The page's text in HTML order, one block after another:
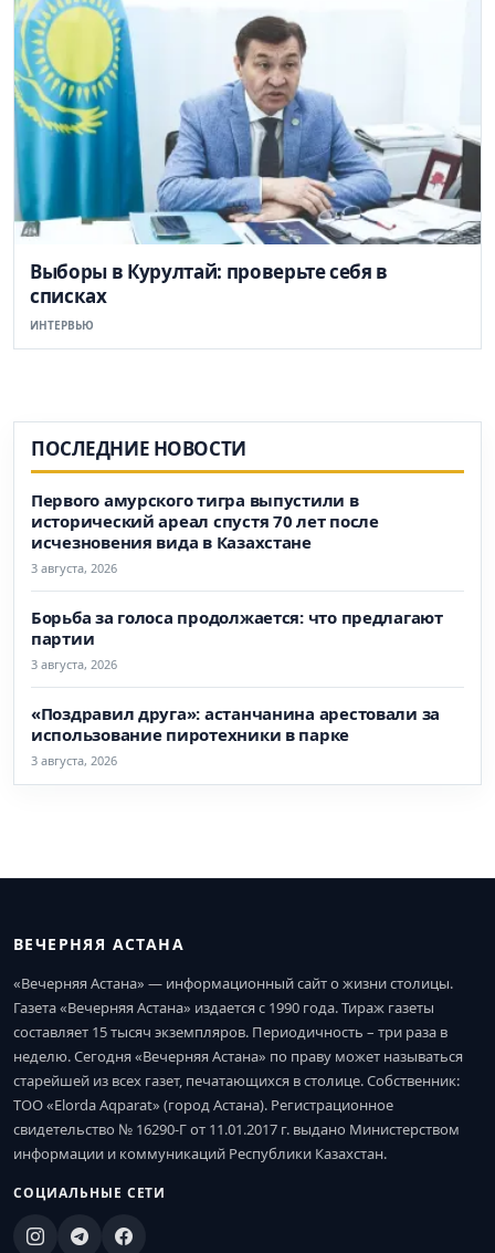
Выборы в Курултай: проверьте себя в
списках
ИНТЕРВЬЮ
ПОСЛЕДНИЕ НОВОСТИ
Первого амурского тигра выпустили в
исторический ареал спустя 70 лет после
исчезновения вида в Казахстане
3 августа, 2026
Борьба за голоса продолжается: что предлагают
партии
3 августа, 2026
«Поздравил друга»: астанчанина арестовали за
использование пиротехники в парке
3 августа, 2026
ВЕЧЕРНЯЯ АСТАНА
«Вечерняя Астана» — информационный сайт о жизни столицы.
Газета «Вечерняя Астана» издается с 1990 года. Тираж газеты
составляет 15 тысяч экземпляров. Периодичность – три раза в
неделю. Сегодня «Вечерняя Астана» по праву может называться
старейшей из всех газет, печатающихся в столице. Собственник:
ТОО «Elorda Aqparat» (город Астана). Регистрационное
свидетельство № 16290-Г от 11.01.2017 г. выдано Министерством
информации и коммуникаций Республики Казахстан.
СОЦИАЛЬНЫЕ СЕТИ